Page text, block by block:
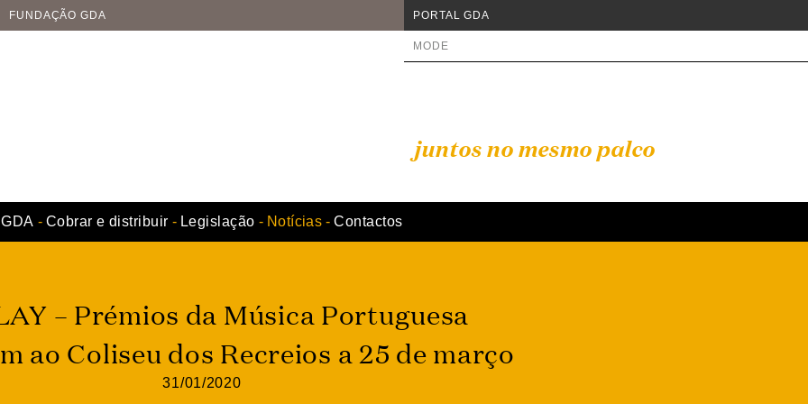
FUNDAÇÃO GDA PORTAL GDA
juntos no mesmo palco
MODE
GDA Cobrar e distribuir Legislação Notícias Contactos
– Prémios da Música Portuguesa
ao Coliseu dos Recreios a 25 de março
31/01/2020